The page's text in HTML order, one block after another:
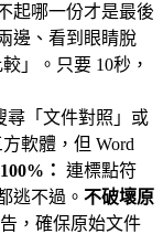
起哪一份才是最後
邊、看到眼睛脫
」。只要 10秒，
尋「文件對照」或
軟體，但 Word
： 連標點符
逃不過。 不破壞原
，確保原始文件